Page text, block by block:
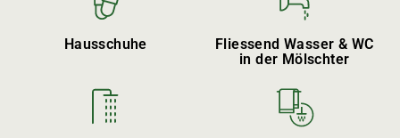
Hausschuhe
Fliessend Wasser & WC
in der Mölschter